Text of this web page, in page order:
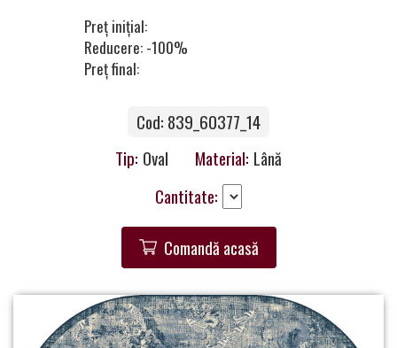
Preț inițial:
Reducere: -100%
Preț final:
Cod: 839_60377_14
Tip: Oval Material: Lână
Cantitate:
Comandă acasă